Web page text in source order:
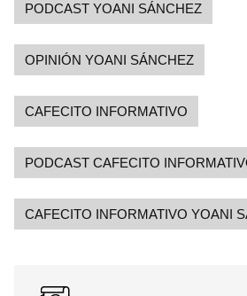
PODCAST YOANI SÁNCHEZ
OPINIÓN YOANI SÁNCHEZ
CAFECITO INFORMATIVO
PODCAST CAFECITO
CAFECITO INFORMATIVO YOANI